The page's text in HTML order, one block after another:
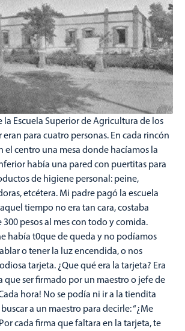
la Escuela Superior de Agricultura de los
eran para cuatro personas. En cada rincón
el centro una mesa donde hacíamos la
había una pared con puertitas para
de higiene personal: peine,
etcétera. Mi padre pagó la escuela
tiempo no era tan cara, costaba
pesos al mes con todo y comida.
había t0que de queda y no podíamos
o tener la luz encendida, o nos
tarjeta. ¿Que qué era la tarjeta? Era
que ser firmado por un maestro o jefe de
hora! No se podía ni ir a la tiendita
a un maestro para decirle: “¿Me
cada firma que faltara en la tarjeta, te